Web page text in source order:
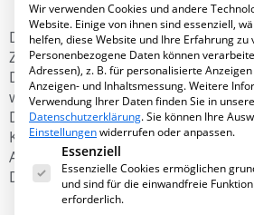
DieE·R·Plus.Cloud ist die Lösung
Zugriff auf Ihr bekanntesE·R·Plus.
Desktop-Anwendung um wichtige
wie u.a. das Abrufen der
Debitoren-Opos (Offene Posten
Kreditoren-Opos (Offene Posten
Aufgaben- und Projektverwaltung
Dokumenten-Explorer.
Wir verwenden Cookies und andere
Website. Einige von ihnen sind essenziell,
helfen, diese Website und Ihre Erfahrung zu
Personenbezogene Daten können
Adressen), z. B. für personalisierte
Anzeigen- und Inhaltsmessung.Weitere
Verwendung Ihrer Daten finden Sie in
Datenschutzerklärung.Sie können Ihre
Einstellungenwiderrufen oder anpassen.
Es folgt eine Liste der Service-
Essenziell
Essenzielle Cookies ermöglichen
und sind für die einwandfreie
erforderlich.